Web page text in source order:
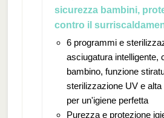
sicurezza bambini,
contro il
6 programmi e
asciugatura intelligente,
bambino, funzione
sterilizzazione UV e
per un'igiene perfetta
Purezza e protezione